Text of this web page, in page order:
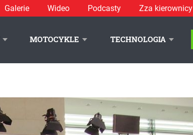
Galerie Wideo Podcasty Zza kierownicy
MOTOCYKLE TECHNOLOGIA